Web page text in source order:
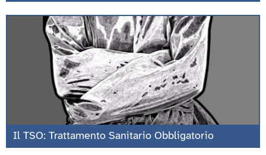
Il TSO: Trattamento Sanitario Obbligatorio